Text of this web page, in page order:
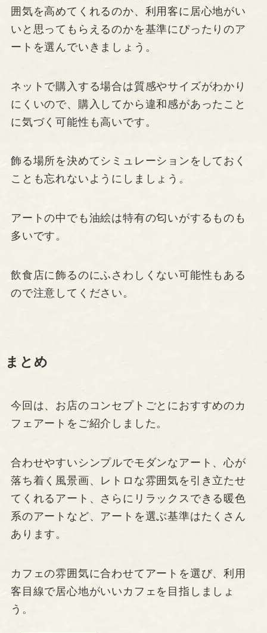
囲気を高めてくれるのか、利用客に居心地がい
いと思ってもらえるのかを基準にぴったりのア
ートを選んでいきましょう。
ネットで購入する場合は質感やサイズがわかり
にくいので、購入してから違和感があったこと
に気づく可能性も高いです。
飾る場所を決めてシミュレーションをしておく
ことも忘れないようにしましょう。
アートの中でも油絵は特有の匂いがするものも
多いです。
飲食店に飾るのにふさわしくない可能性もある
ので注意してください。
まとめ
今回は、お店のコンセプトごとにおすすめのカ
フェアートをご紹介しました。
合わせやすいシンプルでモダンなアート、心が
落ち着く風景画、レトロな雰囲気を引き立たせ
てくれるアート、さらにリラックスできる暖色
系のアートなど、アートを選ぶ基準はたくさん
あります。
カフェの雰囲気に合わせてアートを選び、利用
客目線で居心地がいいカフェを目指しましょ
う。